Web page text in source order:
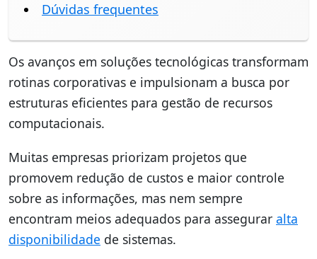
Dúvidas frequentes
Os avanços em soluções tecnológicas transformam
rotinas corporativas e impulsionam a busca por
estruturas eficientes para gestão de recursos
computacionais.
Muitas empresas priorizam projetos que
promovem redução de custos e maior controle
sobre as informações, mas nem sempre
encontram meios adequados para assegurar alta
disponibilidade de sistemas.